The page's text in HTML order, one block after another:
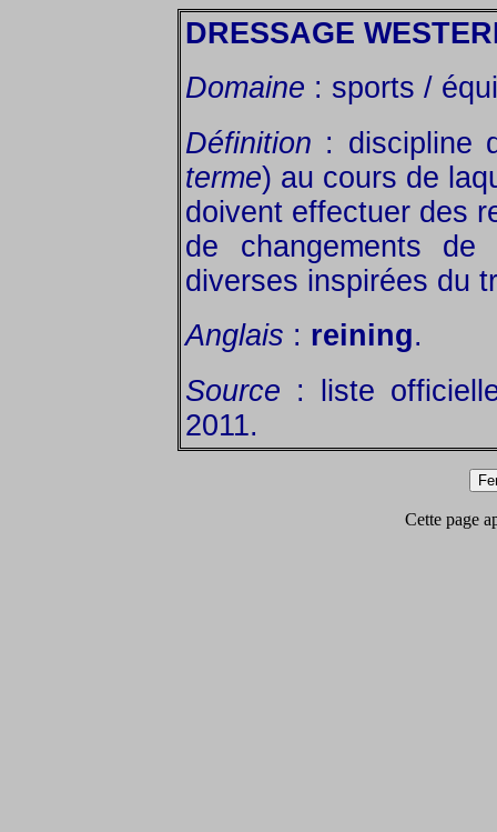
DRESSAGE
Domaine : sports /
Définition : discipline
terme) au cours de
doivent effectuer des
de changements
diverses inspirées du
Anglais : reining.
Source : liste
2011.
Cette page